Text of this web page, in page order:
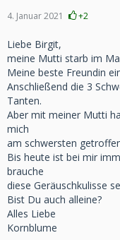
4. Januar 2021 +2
Liebe Birgit,
meine Mutti starb im
Meine beste Freundin
Anschließend die 3
Tanten.
Aber mit meiner Mutti
mich
am schwersten
Bis heute ist bei mir
brauche
diese Geräuschkulisse
Bist Du auch alleine?
Alles Liebe
Kornblume